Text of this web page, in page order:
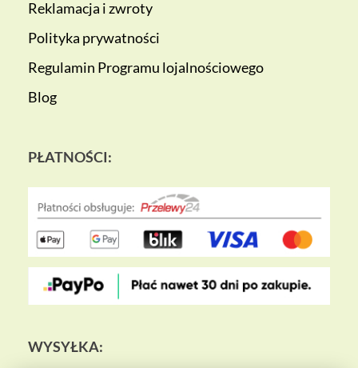
Reklamacja i zwroty
Polityka prywatności
Regulamin Programu lojalnościowego
Blog
PŁATNOŚCI:
WYSYŁKA: